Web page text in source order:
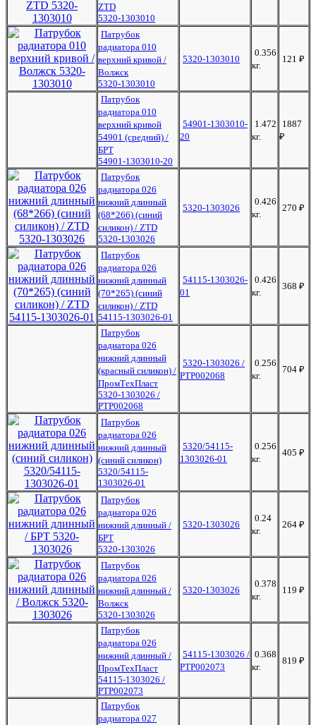
ZTD
5320-1303010
Патрубок
радиатора 010
верхний кривой /
Волжск
5320-1303010
5320-1303010
0.356
кг.
121 ₽
Патрубок
радиатора 010
верхний кривой
54901 (средний) /
БРТ
54901-1303010-20
54901-1303010-
20
1.472
кг.
1887
₽
Патрубок
радиатора 026
нижний длинный
(68*266) (синий
силикон) / ZTD
5320-1303026
5320-1303026
0.426
кг.
270 ₽
Патрубок
радиатора 026
нижний длинный
(70*265) (синий
силикон) / ZTD
54115-1303026-01
54115-1303026-
01
0.426
кг.
368 ₽
Патрубок
радиатора 026
нижний длинный
(красный силикон) /
ПромТехПласт
5320-1303026 /
РТР002068
5320-1303026 /
РТР002068
0.256
кг.
704 ₽
Патрубок
радиатора 026
нижний длинный
(синий силикон)
5320/54115-
1303026-01
5320/54115-
1303026-01
0.256
кг.
405 ₽
Патрубок
радиатора 026
нижний длинный /
БРТ
5320-1303026
5320-1303026
0.24
кг.
264 ₽
Патрубок
радиатора 026
нижний длинный /
Волжск
5320-1303026
5320-1303026
0.378
кг.
119 ₽
Патрубок
радиатора 026
нижний длинный /
ПромТехПласт
54115-1303026 /
РТР002073
54115-1303026 /
РТР002073
0.368
кг.
819 ₽
Патрубок
радиатора 027